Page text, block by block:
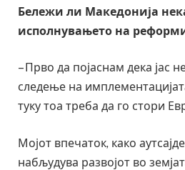
Бележи ли Македонија
исполнувањето на
– Прво да појаснам дека јас
следење на
туку тоа треба да го стори
Мојот впечаток, како
набљудува развојот во